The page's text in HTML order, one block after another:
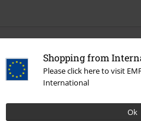
Shopping from
Please click here to visit
International
Ok
Laatst bezocht